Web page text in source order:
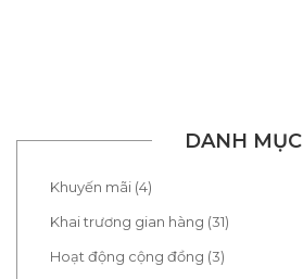
DANH MỤC
Khuyến mãi (4)
Khai trương gian hàng (31)
Hoạt động cộng đồng (3)